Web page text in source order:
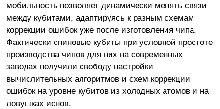
мобильность позволяет динамически менять связи
между кубитами, адаптируясь к разным схемам
коррекции ошибок уже после изготовления чипа.
Фактически спиновые кубиты при условной простоте
производства чипов для них на современных
заводах получили свободу настройки
вычислительных алгоритмов и схем коррекции
ошибок на уровне кубитов из холодных атомов и на
ловушках ионов.